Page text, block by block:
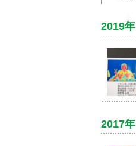
2019年
2017年